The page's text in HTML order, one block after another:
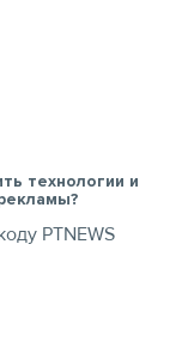
технологии и
PTNEWS